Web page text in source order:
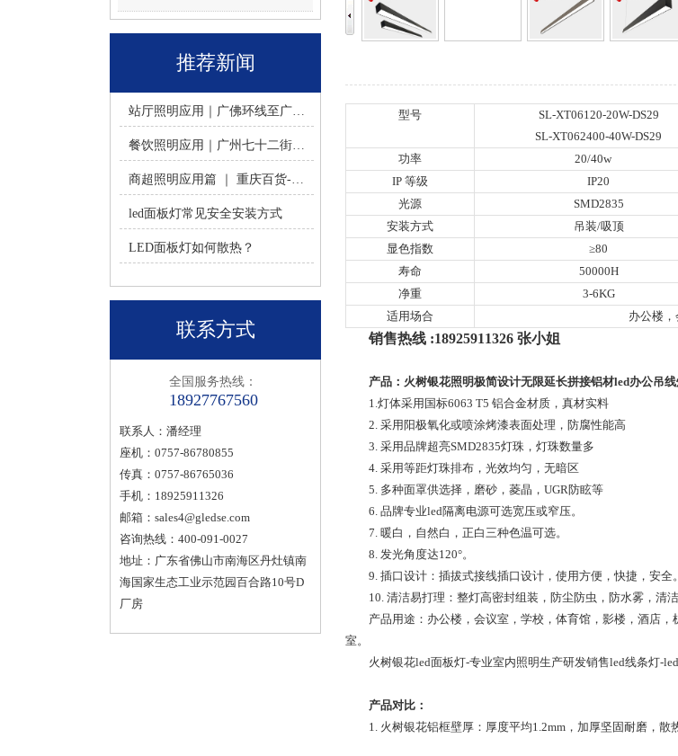
推荐新闻
站厅照明应用｜广佛环线至广州南站 -佛山火树银花照明
餐饮照明应用｜广州七十二街道餐饮连锁-佛山火树银花照明
商超照明应用篇 ｜ 重庆百货-佛山火树银花照明合作历程
led面板灯常见安全安装方式
LED面板灯如何散热？
联系方式
全国服务热线：
18927767560
联系人：潘经理
座机：0757-86780855
传真：0757-86765036
手机：18925911326
邮箱： sales4@gledse.com
咨询热线：400-091-0027
地址：广东省佛山市南海区丹灶镇南
海国家生态工业示范园百合路10号D
厂房
型号
SL-XT06120-20W-DS29
SL-XT062400-40W-DS29
功率
20/40w
IP 等级
IP20
光源
SMD2835
安装方式
吊装/吸顶
显色指数
≥80
寿命
50000H
净重
3-6KG
适用场合
办公楼
销售热线 :18925911326 张小姐
产品：火树银花照明极简设计无限延长拼接铝材led办公吊
1.灯体采用国标6063 T5 铝合金材质，真材实料
2. 采用阳极氧化或喷涂烤漆表面处理，防腐性能高
3. 采用品牌超亮SMD2835灯珠，灯珠数量多
4. 采用等距灯珠排布，光效均匀，无暗区
5. 多种面罩供选择，磨砂，菱晶，UGR防眩等
6. 品牌专业led隔离电源可选宽压或窄压。
7. 暖白，自然白，正白三种色温可选。
8. 发光角度达120°。
9. 插口设计：插拔式接线插口设计，使用方便，快捷，安全。
10. 清洁易打理：整灯高密封组装，防尘防虫，防水雾，清洁
产品用途：办公楼，会议室，学校，体育馆，影楼，酒店
室。
火树银花led面板灯-专业室内照明生产研发销售led线条灯-
产品对比：
1. 火树银花铝框壁厚：厚度平均1.2mm，加厚坚固耐磨，散